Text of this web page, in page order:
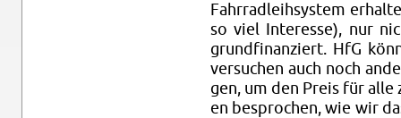
Fahr­rad­leih­sys­tem
so viel In­ter­es­se), nur
grund­fi­nan­ziert. HfG
ver­su­chen auch noch
gen, um den Preis für alle
en be­spro­chen, wie wir